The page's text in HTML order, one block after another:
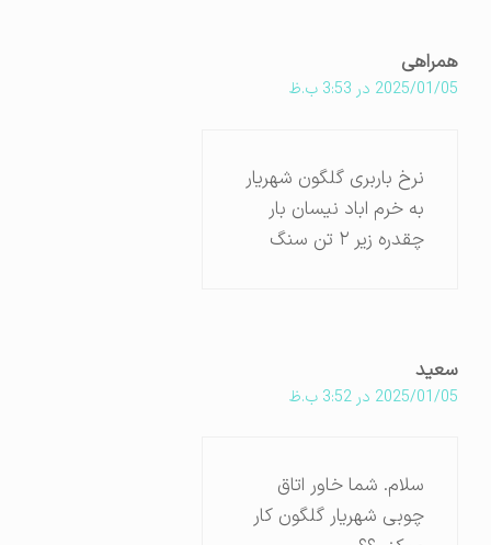
همراهی
2025/01/05 در 3:53 ب.ظ
نرخ باربری گلگون شهریار
به خرم اباد نیسان بار
چقدره زیر ۲ تن سنگ
سعید
2025/01/05 در 3:52 ب.ظ
سلام. شما‌ خاور اتاق
چوبی شهریار گلگون کار